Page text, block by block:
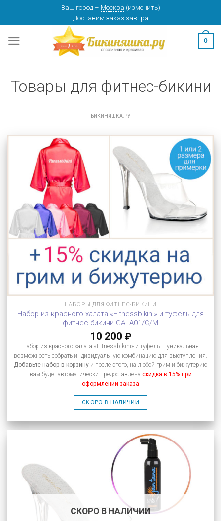
content
Ваш город – Москва (изменить)
Доставим заказ завтра
0
Товары для фитнес-бикини
БИКИНЯШКА.РУ
НАБОРЫ ДЛЯ ФИТНЕС-БИКИНИ
Набор из красного халата «Fitnessbikini» и туфель для
фитнес-бикини GALA01/C/M
10 200 ₽
Набор из красного халата «Fitnessbikini» и туфель – уникальная
возможность собрать индивидуальную комбинацию для выступления.
Добавьте набор в корзину и после этого, на любой грим и бижутерию
вам будет автоматически предоставлена скидка в 15% при
оформлении заказа
СКОРО В НАЛИЧИИ
СКОРО В НАЛИЧИИ